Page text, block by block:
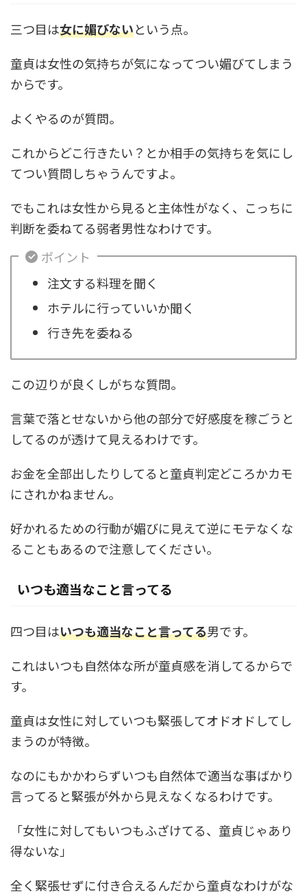
三つ目は女に媚びないという点。
童貞は女性の気持ちが気になってつい媚びてしまう
からです。
よくやるのが質問。
これからどこ行きたい？とか相手の気持ちを気にし
てつい質問しちゃうんですよ。
でもこれは女性から見ると主体性がなく、こっちに
判断を委ねてる弱者男性なわけです。
ポイント
注文する料理を聞く
ホテルに行っていいか聞く
行き先を委ねる
この辺りが良くしがちな質問。
言葉で落とせないから他の部分で好感度を稼ごうと
してるのが透けて見えるわけです。
お金を全部出したりしてると童貞判定どころかカモ
にされかねません。
好かれるための行動が媚びに見えて逆にモテなくな
ることもあるので注意してください。
いつも適当なこと言ってる
四つ目はいつも適当なこと言ってる男です。
これはいつも自然体な所が童貞感を消してるからで
す。
童貞は女性に対していつも緊張してオドオドしてし
まうのが特徴。
なのにもかかわらずいつも自然体で適当な事ばかり
言ってると緊張が外から見えなくなるわけです。
「女性に対してもいつもふざけてる、童貞じゃあり
得ないな」
全く緊張せずに付き合えるんだから童貞なわけがな